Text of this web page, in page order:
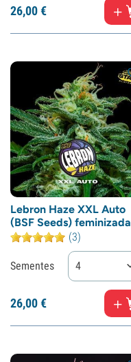
26,00€
Lebron Haze XXL Auto
(BSF Seeds) feminizada
(3)
Sementes 4
26,00€